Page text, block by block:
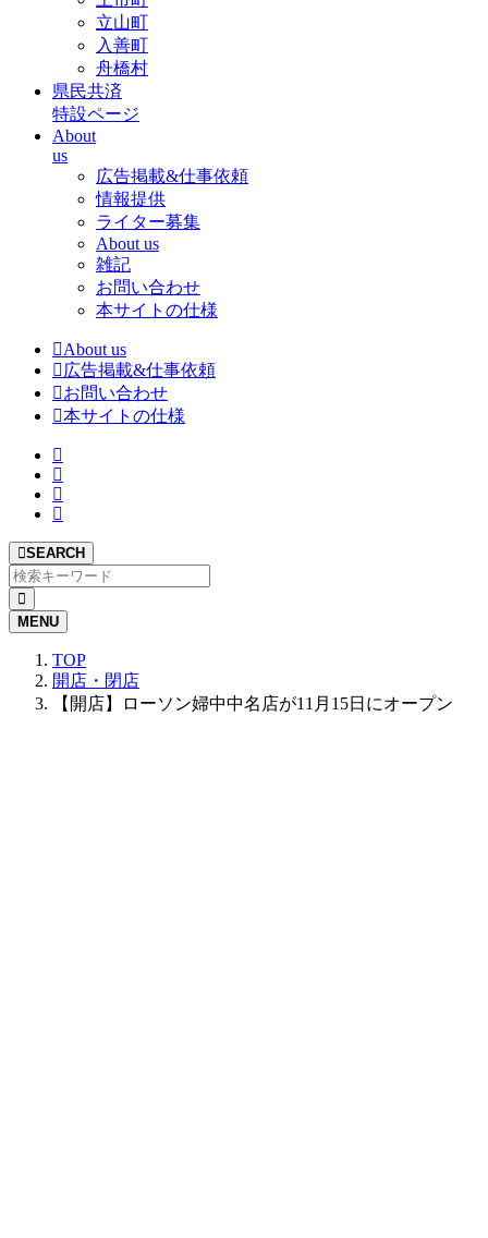
立山町
入善町
舟橋村
県民共済
特設ページ
About
us
広告掲載&仕事依頼
情報提供
ライター募集
About us
雑記
お問い合わせ
本サイトの仕様
About us
広告掲載&仕事依頼
お問い合わせ
本サイトの仕様
SEARCH
MENU
TOP
開店・閉店
【開店】ローソン婦中中名店が11月15日にオープン